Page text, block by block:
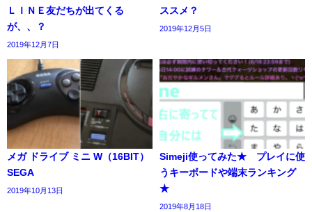
ＬＩＮＥ友だちが出てくる
が、、？
2019年12月7日
ススメ？
2019年12月5日
メガ ドライブ ミニ W（16BIT）
SEGA
2019年10月13日
Simeji使ってみた★ プレイに使
うキーボードや端末ランキング
★
2019年8月18日